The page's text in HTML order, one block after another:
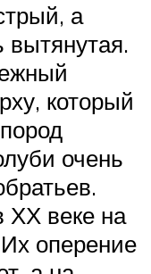
а
вытянутая.
который
очень
ХХ веке на
оперение